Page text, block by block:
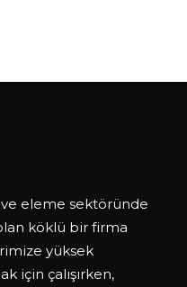
eleme sektöründe
köklü bir firma
yüksek
için çalışırken,